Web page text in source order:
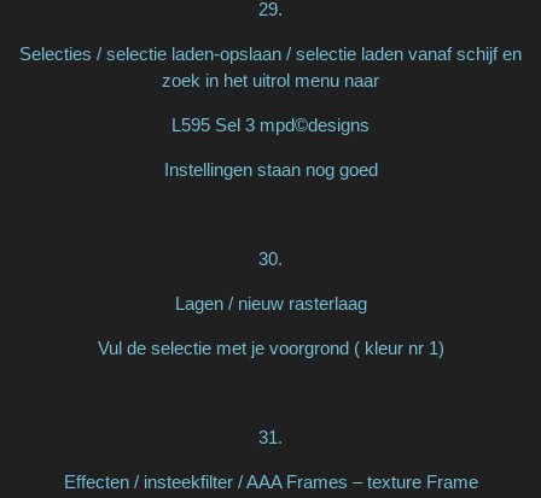
29.
Selecties / selectie laden-opslaan / selectie laden vanaf schijf en
zoek in het uitrol menu naar
L595 Sel 3 mpd©designs
Instellingen staan nog goed
30.
Lagen / nieuw rasterlaag
Vul de selectie met je voorgrond ( kleur nr 1)
31.
Effecten / insteekfilter / AAA Frames – texture Frame